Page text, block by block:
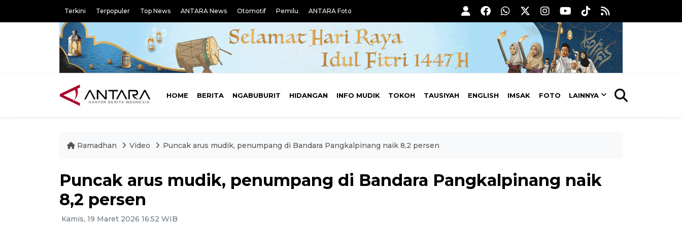
Terkini Terpopuler Top News ANTARA News Otomotif Pemilu ANTARA Foto
HOME BERITA NGABUBURIT HIDANGAN INFO MUDIK TOKOH TAUSIYAH ENGLISH IMSAK FOTO LAINNYA
Ramadhan Video Puncak arus mudik, penumpang di Bandara Pangkalpinang naik 8,2 persen
Puncak arus mudik, penumpang di Bandara Pangkalpinang naik
8,2 persen
Kamis, 19 Maret 2026 16:52 WIB